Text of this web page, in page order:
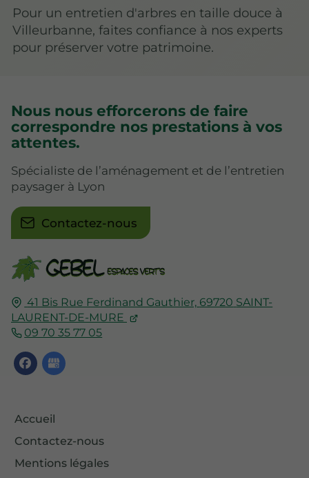
Pour un entretien d'arbres en taille douce à
Villeurbanne, faites confiance à nos experts
pour préserver votre patrimoine.
41 Bis Rue Ferdinand Gauthier, 69720 SAINT-
LAURENT-DE-MURE
09 70 35 77 05
Accueil
Contactez-nous
Mentions légales
Nous nous efforcerons de faire
correspondre nos prestations à vos
attentes.
Spécialiste de l’aménagement et de l’entretien
paysager à Lyon
Contactez-nous